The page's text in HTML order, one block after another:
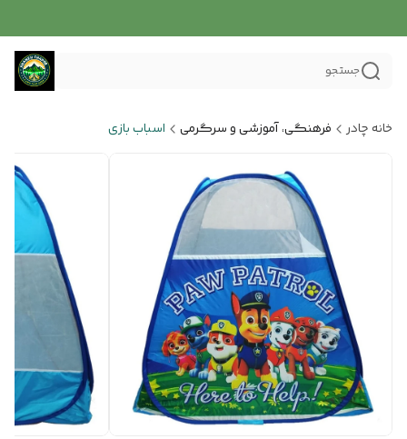
جستجو
خانه چادر فرهنگی، آموزشی و سرگرمی اسباب بازی